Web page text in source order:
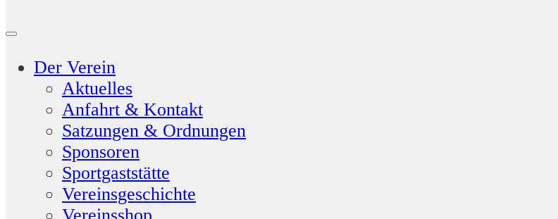
Der Verein
Aktuelles
Anfahrt & Kontakt
Satzungen & Ordnungen
Sponsoren
Sportgaststätte
Vereinsgeschichte